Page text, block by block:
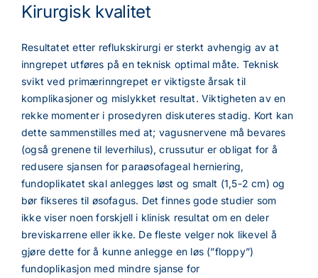
Kirurgisk kvalitet
Resultatet etter reflukskirurgi er sterkt avhengig av at
inngrepet utføres på en teknisk optimal måte. Teknisk
svikt ved primærinngrepet er viktigste årsak til
komplikasjoner og mislykket resultat. Viktigheten av en
rekke momenter i prosedyren diskuteres stadig. Kort kan
dette sammenstilles med at; vagusnervene må bevares
(også grenene til leverhilus), crussutur er obligat for å
redusere sjansen for paraøsofageal herniering,
fundoplikatet skal anlegges løst og smalt (1,5-2 cm) og
bør fikseres til øsofagus. Det finnes gode studier som
ikke viser noen forskjell i klinisk resultat om en deler
breviskarrene eller ikke. De fleste velger nok likevel å
gjøre dette for å kunne anlegge en løs (”floppy”)
fundoplikasjon med mindre sjanse for